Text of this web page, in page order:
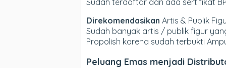
Direkomendasikan Artis & Publik
Sudah banyak artis / publik figur
Propolish karena sudah terbukti
Peluang Emas menjadi